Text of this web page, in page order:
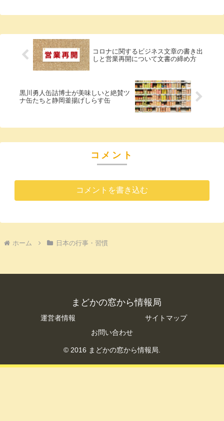
コロナに関するビジネス文章の書き出
しと営業再開について文書の締め方
黒川勇人缶詰博士が美味しいと絶賛ツ
ナ缶たちと静岡釜揚げしらす缶
コメント
コメントを書き込む
ホーム 日本の行事・習慣
まどかの窓から情報局
運営者情報
サイトマップ
お問い合わせ
© 2016 まどかの窓から情報局.